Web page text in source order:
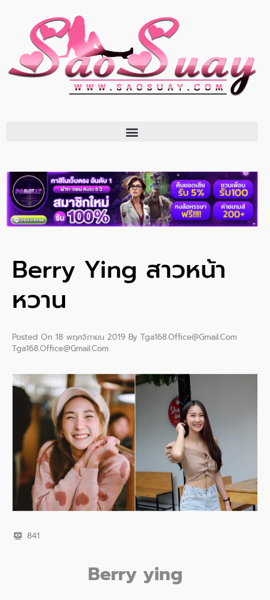
Berry Ying สาวหน้า
หวาน
Posted On 18 พฤศจิกายน 2019 By Tga168.office@gmail.com
Tga168.office@gmail.com
841
Berry ying